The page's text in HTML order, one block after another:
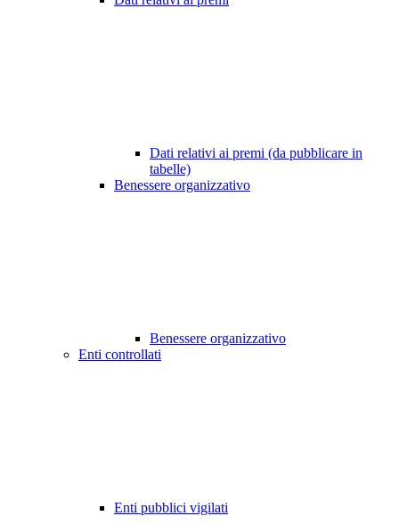
Dati relativi ai premi (da pubblicare in
tabelle)
Benessere organizzativo
Benessere organizzativo
Enti controllati
Enti pubblici vigilati